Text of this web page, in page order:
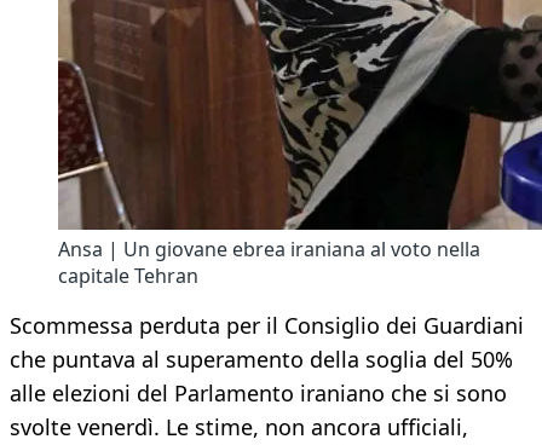
Ansa | Un giovane ebrea iraniana al voto nella
capitale Tehran
Scommessa perduta per il Consiglio dei Guardiani
che puntava al superamento della soglia del 50%
alle elezioni del Parlamento iraniano che si sono
svolte venerdì. Le stime, non ancora ufficiali,